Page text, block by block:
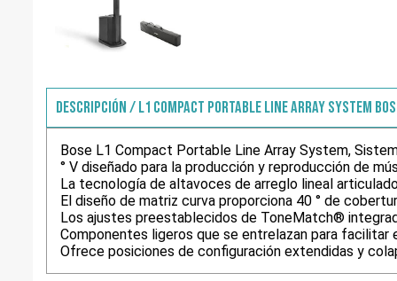
DESCRIPCIÓN / L1 COMPACT PORTABLE LINE ARRAY SYSTEM
Bose L1 Compact Portable Line Array System,
° V diseñado para la producción y reproducción de
La tecnología de altavoces de arreglo lineal
El diseño de matriz curva proporciona 40 ° de
Los ajustes preestablecidos de ToneMatch®
Componentes ligeros que se entrelazan para facilitar
Ofrece posiciones de configuración extendidas y